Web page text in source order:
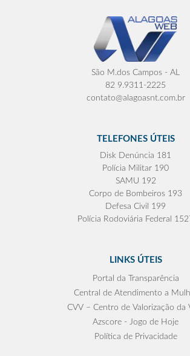
São M.dos Campos - AL
82 9.9311-2225
contato@alagoasnt.com.br
TELEFONES ÚTEIS
Disk Denúncia 181
Polícia Militar 190
SAMU 192
Corpo de Bombeiros 193
Defesa Civil 199
Polícia Rodoviária Federal
LINKS ÚTEIS
Portal da Transparência
Central de Atendimento a
CVV – Centro de Valorização da
Azscore - Jogo de Hoje
Política de Privacidade